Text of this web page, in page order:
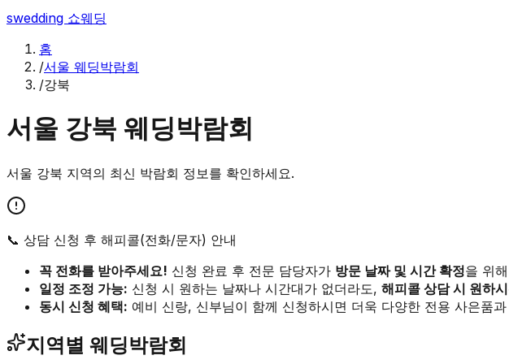
swedding 쇼웨딩
홈
/서울 웨딩박람회
/강북
서울 강북 웨딩박람회
서울 강북 지역의 최신 박람회 정보를 확인하세요.
📞 상담 신청 후 해피콜(전화/문자) 안내
꼭 전화를 받아주세요! 신청 완료 후 전문 담당자가 방문 날짜 및 시간 확정을 위
일정 조정 가능: 신청 시 원하는 날짜나 시간대가 없더라도, 해피콜 상담 시 원하
동시 신청 혜택: 예비 신랑, 신부님이 함께 신청하시면 더욱 다양한 전용 사은품
지역별 웨딩박람회